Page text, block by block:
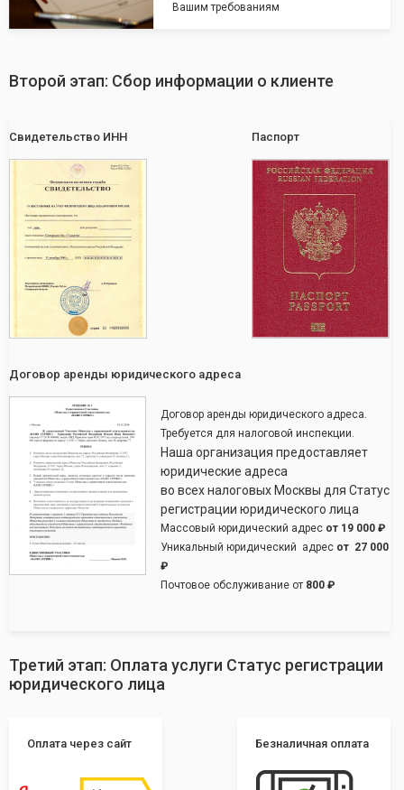
Вашим требованиям
Второй этап: Сбор информации о клиенте
Свидетельство ИНН Паспорт
Договор аренды юридического адреса
Договор аренды юридического адреса.
Требуется для налоговой инспекции.
Наша организация предоставляет
юридические адреса
во всех налоговых Москвы для Статус
регистрации юридического лица
Массовый юридический адрес от 19 000 ₽
Уникальный юридический адрес от 27 000
₽
Почтовое обслуживание от 800 ₽
Третий этап: Оплата услуги Статус регистрации
юридического лица
Оплата через сайт Безналичная оплата